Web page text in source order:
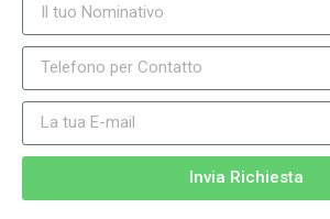
Invia Richiesta